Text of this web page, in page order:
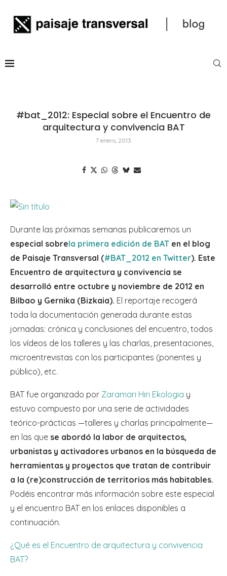
#bat_2012: Especial sobre el Encuentro de
arquitectura y convivencia BAT
7 enero, 2013
Durante las próximas semanas publicaremos un
especial sobrela primera edición de BAT en el blog
de Paisaje Transversal (#BAT_2012 en Twitter). Este
Encuentro de arquitectura y convivencia se
desarrolló entre octubre y noviembre de 2012 en
Bilbao y Gernika (Bizkaia). El reportaje recogerá
toda la documentación generada durante estas
jornadas: crónica y conclusiones del encuentro, todos
los vídeos de los talleres y las charlas, presentaciones,
microentrevistas con los participantes (ponentes y
público), etc.
BAT fue organizado por Zaramari Hiri Ekologia y
estuvo compuesto por una serie de actividades
teórico-prácticas —talleres y charlas principalmente—
en las que se abordó la labor de arquitectos,
urbanistas y activadores urbanos en la búsqueda de
herramientas y proyectos que tratan de contribuir
a la (re)construcción de territorios más habitables.
Podéis encontrar más información sobre este especial
y el encuentro BAT en los enlaces disponibles a
continuación.
¿Qué es el Encuentro de arquitectura y convivencia
BAT?